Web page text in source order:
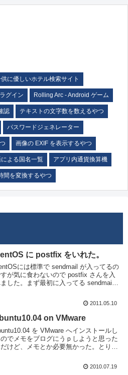
に優しいホテル検索サイト
グイン Rolling Arc - Android ゲーム
認 テキストの文字数を数えるやつ
パスワードジェネレーター
画像の EXIF を表示するやつ
よる国名一覧 アプリ内通貨換算機
間を変換するやつ
に postfix をいれた。
には標準で sendmail が入ってるの
が気に食わないので postfix さんを入
した。まず最初に入ってる sendmail
た。次に設定まずはpostfixの設定。...
2011.05.10
on VMware
を VMware へインストールし
でメモをブログにうｐしようと思った
だけど、メモとか必要無かった。とりあ
リの共有の設定だけ書いておく。やり方
何通りかあると思うけど、今...
2010.07.19